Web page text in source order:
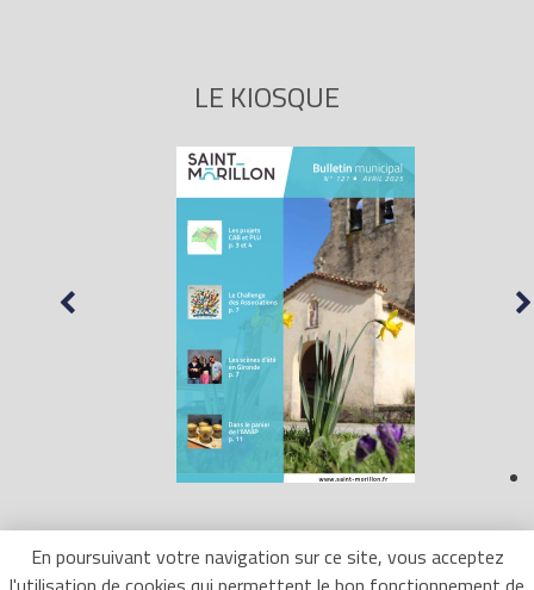
En poursuivant votre navigation sur ce site, vous acceptez
LE KIOSQUE